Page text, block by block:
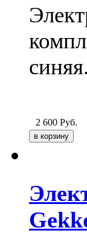
2 600 Руб.